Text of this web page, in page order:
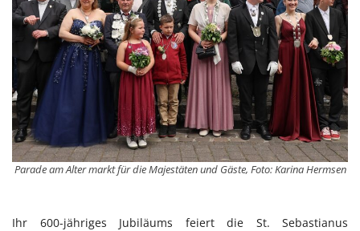
Parade am Alter markt für die Majestäten und Gäste, Foto: Karina Hermsen
Ihr 600-jähriges Jubiläums feiert die St. Sebastianus